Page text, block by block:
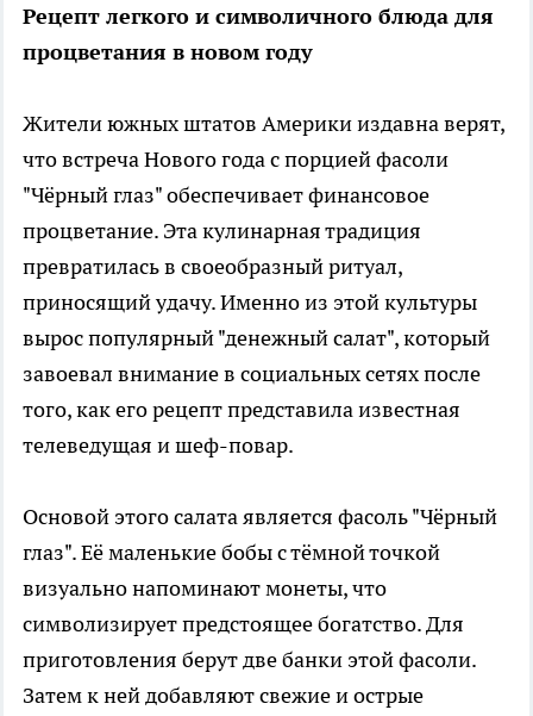
Рецепт легкого и символичного блюда для
процветания в новом году
Жители южных штатов Америки издавна верят,
что встреча Нового года с порцией фасоли
"Чёрный глаз" обеспечивает финансовое
процветание. Эта кулинарная традиция
превратилась в своеобразный ритуал,
приносящий удачу. Именно из этой культуры
вырос популярный "денежный салат", который
завоевал внимание в социальных сетях после
того, как его рецепт представила известная
телеведущая и шеф-повар.
Основой этого салата является фасоль "Чёрный
глаз". Её маленькие бобы с тёмной точкой
визуально напоминают монеты, что
символизирует предстоящее богатство. Для
приготовления берут две банки этой фасоли.
Затем к ней добавляют свежие и острые